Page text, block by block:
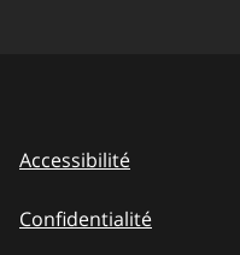
Accessibilité
Confidentialité